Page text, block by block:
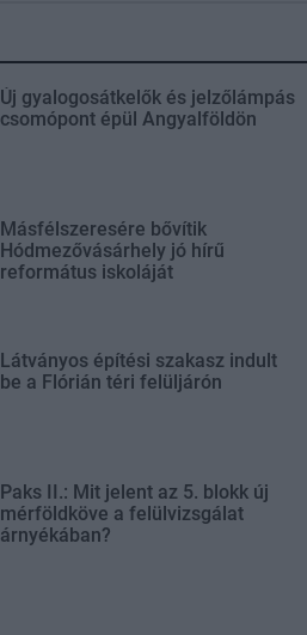
Új gyalogosátkelők és jelzőlámpás
csomópont épül Angyalföldön
Másfélszeresére bővítik
Hódmezővásárhely jó hírű
református iskoláját
Látványos építési szakasz indult
be a Flórián téri felüljárón
Paks II.: Mit jelent az 5. blokk új
mérföldköve a felülvizsgálat
árnyékában?